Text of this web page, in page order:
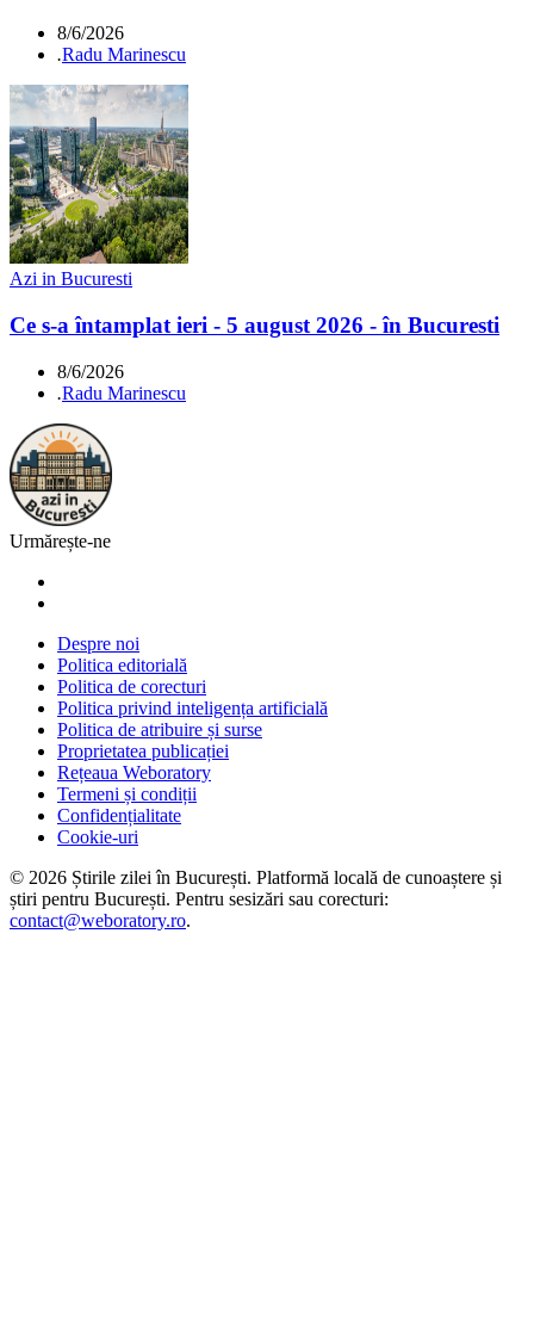
8/6/2026
.Radu Marinescu
Azi in Bucuresti
Ce s-a întamplat ieri - 5 august 2026 - în Bucuresti
8/6/2026
.Radu Marinescu
Urmărește-ne
Despre noi
Politica editorială
Politica de corecturi
Politica privind inteligența artificială
Politica de atribuire și surse
Proprietatea publicației
Rețeaua Weboratory
Termeni și condiții
Confidențialitate
Cookie-uri
© 2026 Știrile zilei în București. Platformă locală de cunoaștere și
știri pentru București. Pentru sesizări sau corecturi:
contact@weboratory.ro.